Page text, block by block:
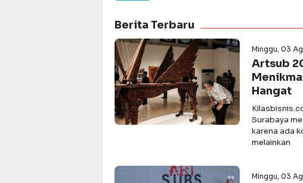
Berita Terbaru
Minggu, 03
Artsub
Hangat
Surabaya
karena ada
melainkan
Minggu, 03